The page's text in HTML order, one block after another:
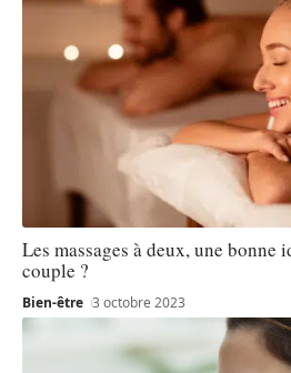
Les massages à deux, une bonne
couple ?
Bien-être 3 octobre 2023